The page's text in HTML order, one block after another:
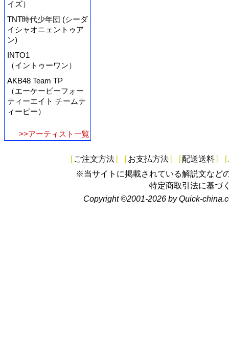
イズ）
TNT時代少年団 (シーダ
イシャオニェントゥア
ン)
INTO1
（イントゥーワン）
AKB48 Team TP
（エーケービーフォー
ティーエイト チームテ
ィーピー）
>>アーティスト一覧
[ ご注文方法] [お支払方法] [配送送料] [
※当サイトに掲載されている解説文など
特定商取引法に基づ
Copyright ©2001-2026 by Quick-